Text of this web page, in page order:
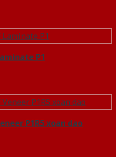
P1
P1R5 xoan dao